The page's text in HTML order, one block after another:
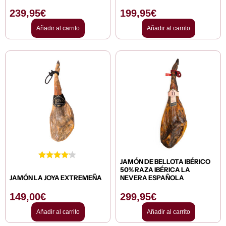
239,95€
Añadir al carrito
199,95€
Añadir al carrito
JAMÓN LA JOYA EXTREMEÑA
149,00€
Añadir al carrito
JAMÓN DE BELLOTA IBÉRICO
50% RAZA IBÉRICA LA
NEVERA ESPAÑOLA
299,95€
Añadir al carrito